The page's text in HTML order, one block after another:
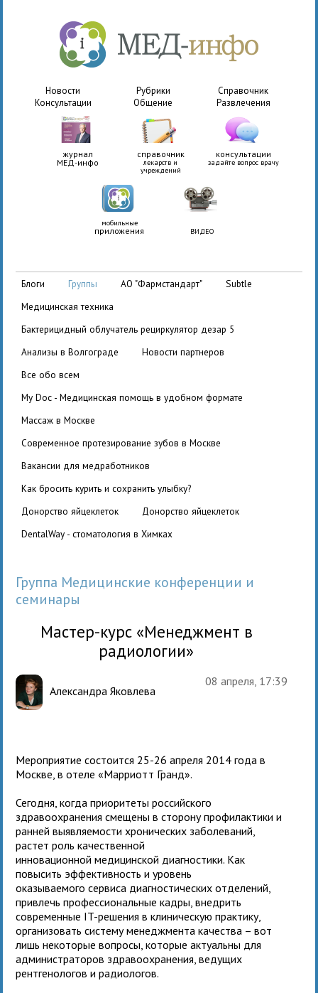
Новости Рубрики
Справочник
Консультации
Общение Развлечения
журнал
МЕД-инфо
справочник
лекарств и
учреждений
консультации
задайте вопрос врачу
мобильные
приложения ВИДЕО
блоги группы АО "Фармстандарт"
Subtle
медицинская техника
бактерицидный облучатель рециркулятор дезар 5
Анализы в Волгограде
Новости партнеров
Все обо всем
My Doc - Медицинская помощь в удобном формате
Массаж в Москве
Современное протезирование зубов в Москве
вакансии для медработников
Как бросить курить и сохранить улыбку?
Донорство яйцеклеток
Донорство яйцеклеток
DentalWay - стоматология в Химках
Группа Медицинские конференции и
семинары
Мастер-курс «Менеджмент в
радиологии»
Александра Яковлева
08 апреля, 17:39
Мероприятие состоится 25-26 апреля 2014 года в
Москве, в отеле «Марриотт Гранд».
Сегодня, когда приоритеты российского
здравоохранения смещены в сторону профилактики и
ранней выявляемости хронических заболеваний,
растет роль качественной
инновационной медицинской диагностики. Как
повысить эффективность и уровень
оказываемого сервиса диагностических отделений,
привлечь профессиональные кадры, внедрить
современные IT-решения в клиническую практику,
организовать систему менеджмента качества – вот
лишь некоторые вопросы, которые актуальны для
администраторов здравоохранения, ведущих
рентгенологов и радиологов.